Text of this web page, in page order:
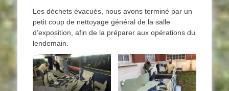
Les déchets évacués, nous avons terminé par un
petit coup de nettoyage général de la salle
d’exposition, afin de la préparer aux opérations du
lendemain.